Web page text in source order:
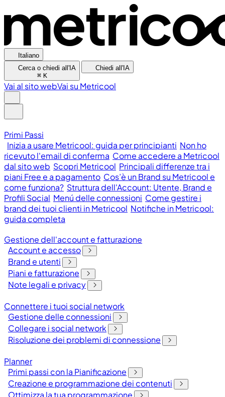
Italiano
Cerca o chiedi all'IA
⌘ K
Chiedi all'IA
Vai al sito webVai su Metricool
Primi Passi
Inizia a usare Metricool: guida per principianti Non ho
ricevuto l'email di conferma Come accedere a Metricool
dal sito web Scopri Metricool Principali differenze tra i
piani Free e a pagamento Cos’è un Brand su Metricool e
come funziona? Struttura dell'Account: Utente, Brand e
Profili Social Menú delle connessioni Come gestire i
brand dei tuoi clienti in Metricool Notifiche in Metricool:
guida completa
Gestione dell'account e fatturazione
Account e accesso
Brand e utenti
Piani e fatturazione
Note legali e privacy
Connettere i tuoi social network
Gestione delle connessioni
Collegare i social network
Risoluzione dei problemi di connessione
Planner
Primi passi con la Pianificazione
Creazione e programmazione dei contenuti
Ottimizza la tua programmazione